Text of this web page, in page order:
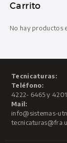
Carrito
No hay productos
Tecnicaturas:
Teléfono:
4222- 6465 y
Mail:
info@sistemas-